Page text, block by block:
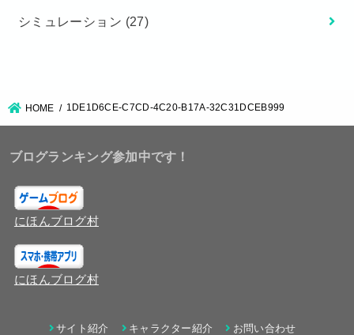
シミュレーション (27)
HOME 1DE1D6CE-C7CD-4C20-B17A-32C31DCEB999
ブログランキング参加中です！
にほんブログ村
にほんブログ村
サイト紹介 キャラクター紹介 お問い合わせ